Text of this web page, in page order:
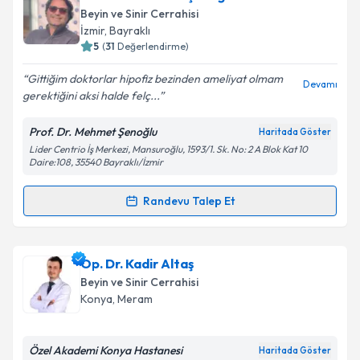
E-posta Adresiniz
Kişisel verilerimin işlenmesine ilişkin
kapsamda işlenmesini kabul ediyorum.
Takvim Talebini Gönder
Beyin ve Sinir Cerrahisi
İzmir, Bayraklı
5 (31 Değerlendirme)
Gittiğim doktorlar hipofiz bezinden ameliyat olmam
gerektiğini aksi halde felç...
Devamı
Prof. Dr. Mehmet Şenoğlu Haritada Göster
Lider Centrio İş Merkezi, Mansuroğlu, 1593/1. Sk. No: 2 A Blok Kat 10
Daire:108, 35540 Bayraklı/İzmir
Randevu Talep Et
Randevu Takvimi Talebi
Prof. Dr. Mehmet Şenoğlu
talebi oluşturun. Size bu uzmandan randevu almanız
için bir takvim hazırlandığında e-posta ile
bilgilendireceğiz.
Op. Dr. Kadir Altaş
Beyin ve Sinir Cerrahisi
Konya, Meram
Özel Akademi Konya Hastanesi Haritada Göster